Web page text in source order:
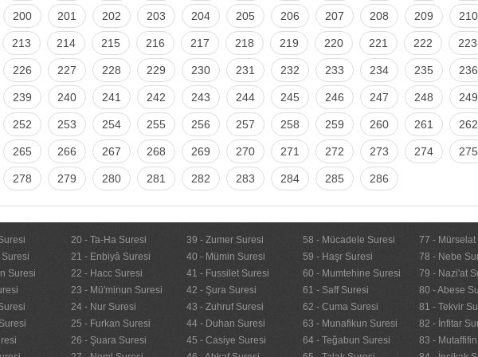
200 201 202 203 204 205 206 207 208 209 210
213 214 215 216 217 218 219 220 221 222 223
226 227 228 229 230 231 232 233 234 235 236
239 240 241 242 243 244 245 246 247 248 249
252 253 254 255 256 257 258 259 260 261 262
265 266 267 268 269 270 271 272 273 274 275
278 279 280 281 282 283 284 285 286
Suresi
20 - Ta-Ha Suresi
21 - Enbiyâ Suresi
22 - Hacc Suresi
23 - Mü'minun Suresi
24 - Nur Suresi
25 - Furkan Suresi
26 - Şuara Suresi
39 - Zumer Suresi
40 - Mümin Suresi
41 - Fussilet Suresi
42 - Şura Suresi
43 - Zuhruf Suresi
44 - Duhan Suresi
45 - Casiye Suresi
58 - Mücadele Suresi
59 - Haşr Suresi
60 - Mumtehine Suresi
61 - Saff Suresi
62 - Cuma Suresi
63 - Munafikun Suresi
64 - Teğabun Suresi
77 - Mürselat
78 - Nebe
79 - Nazi'at
80 - Abese
81 - Tekvir
82 - İnfitar
83 -